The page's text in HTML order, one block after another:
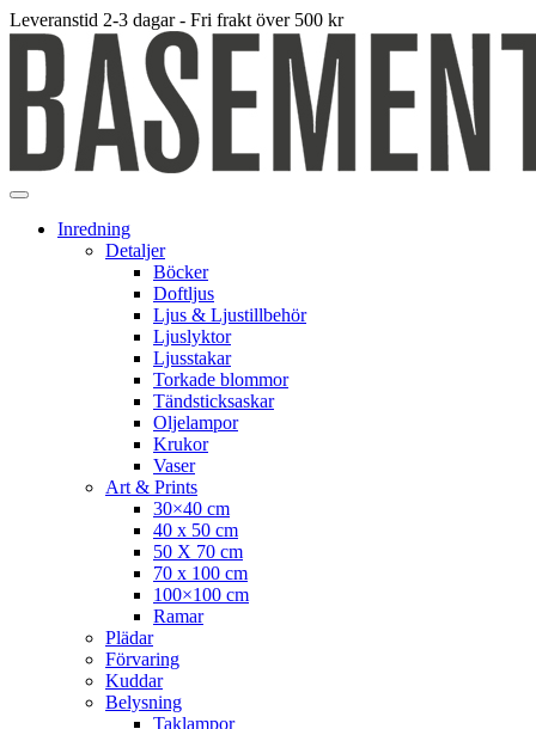
Leveranstid 2-3 dagar - Fri frakt över 500 kr
Inredning
Detaljer
Böcker
Doftljus
Ljus & Ljustillbehör
Ljuslyktor
Ljusstakar
Torkade blommor
Tändsticksaskar
Oljelampor
Krukor
Vaser
Art & Prints
30×40 cm
40 x 50 cm
50 X 70 cm
70 x 100 cm
100×100 cm
Ramar
Plädar
Förvaring
Kuddar
Belysning
Taklampor